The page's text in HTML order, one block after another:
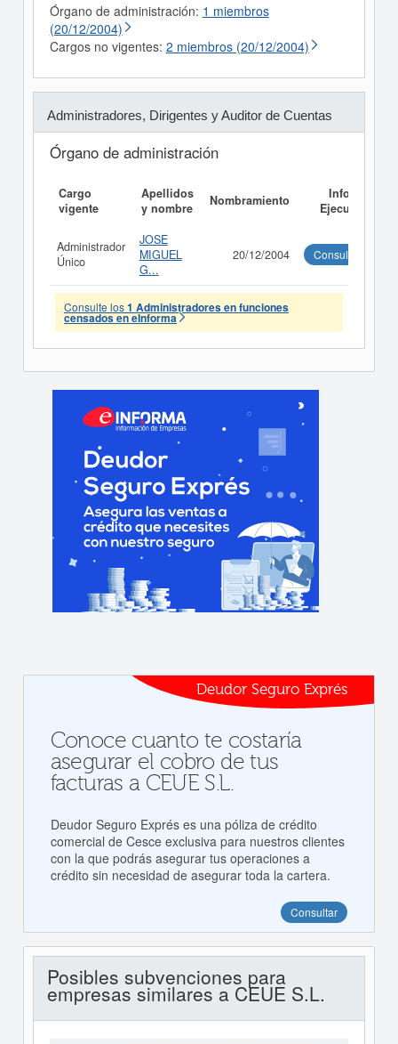
Órgano de administración: 1 miembros
(20/12/2004)
Cargos no vigentes: 2 miembros (20/12/2004)
Administradores, Dirigentes y Auditor de Cuentas
Órgano de administración
Cargo
vigente
Apellidos
y nombre
Nombramiento
Informe
Ejecutivo
Administrador
Único
JOSE
MIGUEL
G...
20/12/2004 Consultar
Consulte los1 Administradores en funciones
censados en eInforma
Deudor Seguro Exprés
Conoce cuanto te costaría
asegurar el cobro de tus
facturas a CEUE S.L.
Deudor Seguro Exprés es una póliza de crédito
comercial de Cesce exclusiva para nuestros clientes
con la que podrás asegurar tus operaciones a
crédito sin necesidad de asegurar toda la cartera.
Consultar
Posibles subvenciones para
empresas similares a CEUE S.L.